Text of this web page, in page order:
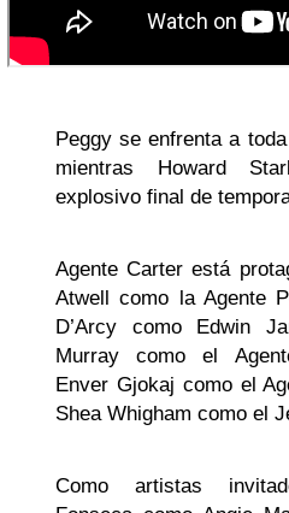
Peggy se enfrenta a
mientras Howard
explosivo final de
Agente Carter está
Atwell como la Agente
D’Arcy como Edwin
Murray como el
Enver Gjokaj como el
Shea Whigham como el
Como artistas